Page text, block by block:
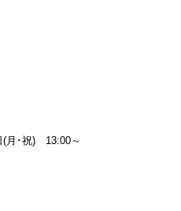
(月･祝) 13:00～